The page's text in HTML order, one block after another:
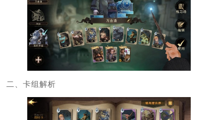
二、卡组解析